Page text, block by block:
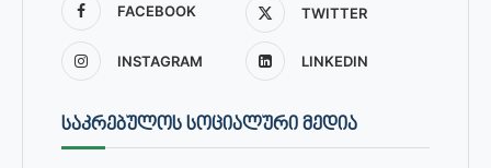
FACEBOOK TWITTER
INSTAGRAM LINKEDIN
ᲡᲐᲙᲠᲔᲑᲣᲚᲝᲡ ᲡᲝᲪᲘᲐᲚᲣᲠᲘ ᲛᲔᲓᲘᲐ